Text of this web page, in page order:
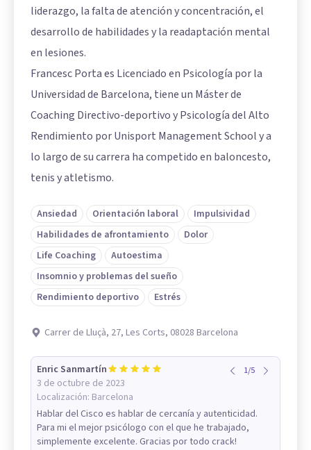
liderazgo, la falta de atención y concentración, el
desarrollo de habilidades y la readaptación mental
en lesiones.
Francesc Porta es Licenciado en Psicología por la
Universidad de Barcelona, tiene un Máster de
Coaching Directivo-deportivo y Psicología del Alto
Rendimiento por Unisport Management School y a
lo largo de su carrera ha competido en baloncesto,
tenis y atletismo.
Ansiedad Orientación laboral
Impulsividad
Habilidades de afrontamiento
Dolor
Life Coaching
Autoestima
Insomnio y problemas del sueño
Rendimiento deportivo
Estrés
Carrer de Lluçà, 27, Les Corts, 08028 Barcelona
Enric Sanmartín
3 de octubre de 2023
Localización: Barcelona
1/5
Hablar del Cisco es hablar de cercanía y autenticidad.
Para mi el mejor psicólogo con el que he trabajado,
simplemente excelente. Gracias por todo crack!